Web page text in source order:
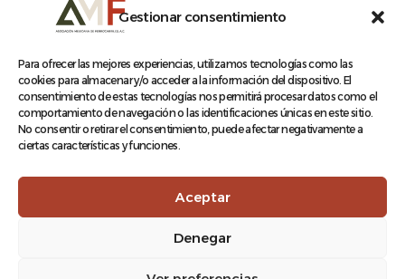
Gestionar consentimiento
Para ofrecer las mejores experiencias, utilizamos tecnologías como las
cookies para almacenar y/o acceder a la información del dispositivo. El
consentimiento de estas tecnologías nos permitirá procesar datos como el
comportamiento de navegación o las identificaciones únicas en este sitio.
No consentir o retirar el consentimiento, puede afectar negativamente a
ciertas características y funciones.
Aceptar
Denegar
Manuel María Contreras 133, Cuauhtémoc,